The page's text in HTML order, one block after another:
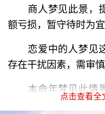
商人梦见此景，
额亏损，暂守待时为宜
恋爱中的人梦见
存在干扰因素，需审
本命年梦见此情
双收，但切记要保持
点击查看全